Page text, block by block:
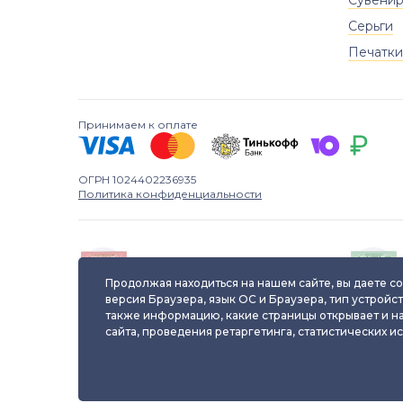
Серьги
Печатки
Принимаем к оплате
ОГРН 1024402236935
Политика конфиденциальности
ювелирного изделия
Продолжая находиться на нашем сайте, вы даете
версия Браузера, язык ОС и Браузера, тип
также информацию, какие страницы открывает и
сайта, проведения ретаргетинга, статистических